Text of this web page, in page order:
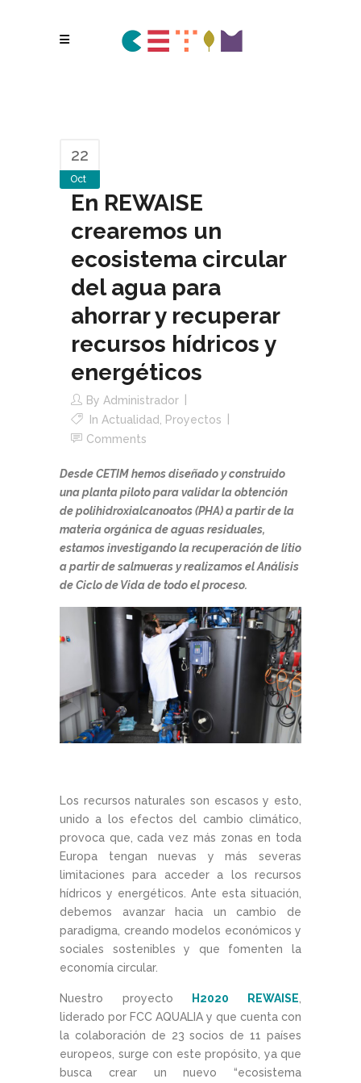
22
Oct
En REWAISE
crearemos un
ecosistema circular
del agua para
ahorrar y recuperar
recursos hídricos y
energéticos
By Administrador
In Actualidad
Proyectos
Comments
Desde CETIM hemos diseñado y construido
una planta piloto para validar la obtención
de polihidroxialcanoatos (PHA) a partir de la
materia orgánica de aguas residuales,
estamos investigando la recuperación de litio
a partir de salmueras y realizamos el Análisis
de Ciclo de Vida de todo el proceso.
Los recursos naturales son escasos y esto,
unido a los efectos del cambio climático,
provoca que, cada vez más zonas en toda
Europa tengan nuevas y más severas
limitaciones para acceder a los recursos
hídricos y energéticos. Ante esta situación,
debemos avanzar hacia un cambio de
paradigma, creando modelos económicos y
sociales sostenibles y que fomenten la
economía circular.
Nuestro proyecto H2020 REWAISE
liderado por FCC AQUALIA y que cuenta con
la colaboración de 23 socios de 11 países
europeos, surge con este propósito, ya que
busca crear un nuevo “ecosistema